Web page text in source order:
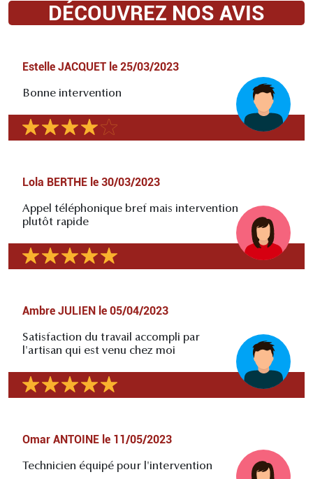
DÉCOUVREZ NOS AVIS
Estelle JACQUET le 25/03/2023
Bonne intervention
Lola BERTHE le 30/03/2023
Appel téléphonique bref mais intervention
plutôt rapide
Ambre JULIEN le 05/04/2023
Satisfaction du travail accompli par
l'artisan qui est venu chez moi
Omar ANTOINE le 11/05/2023
Technicien équipé pour l'intervention